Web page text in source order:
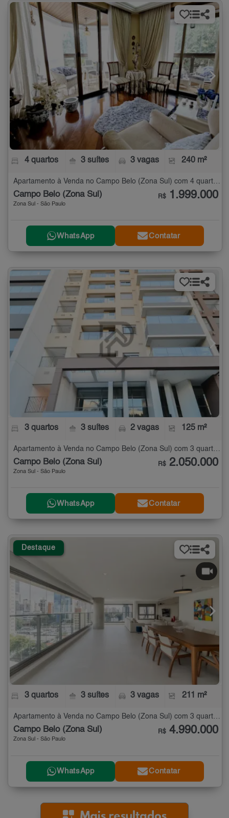
4 quartos 3 suítes 3 vagas 240 m²
Apartamento à Venda no Campo Belo (Zona Sul) com 4 quartos - 240 m²
Campo Belo (Zona Sul)
Zona Sul - São Paulo
R$ 1.999.000
WhatsApp Contatar
3 quartos 3 suítes 2 vagas 125 m²
Apartamento à Venda no Campo Belo (Zona Sul) com 3 quartos - 125 m²
Campo Belo (Zona Sul)
Zona Sul - São Paulo
R$ 2.050.000
WhatsApp Contatar
Destaque
3 quartos 3 suítes 3 vagas 211 m²
Apartamento à Venda no Campo Belo (Zona Sul) com 3 quartos - 211 m²
Campo Belo (Zona Sul)
Zona Sul - São Paulo
R$ 4.990.000
WhatsApp Contatar